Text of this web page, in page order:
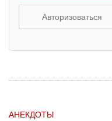
Авторизоваться
АНЕКДОТЫ